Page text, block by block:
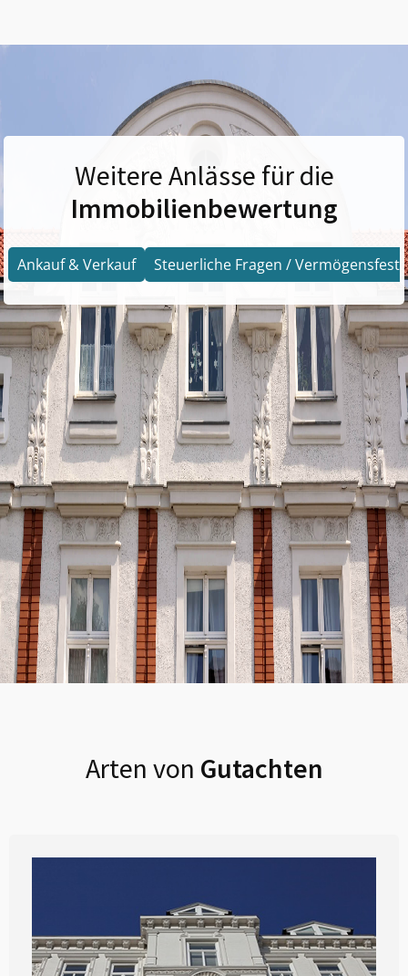
Weitere Anlässe für die
Immobilienbewertung
Ankauf & Verkauf Steuerliche Fragen /
Arten von Gutachten